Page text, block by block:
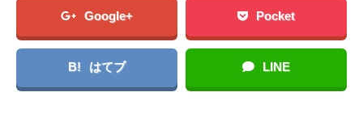
Google+ Pocket
B! はてブ LINE